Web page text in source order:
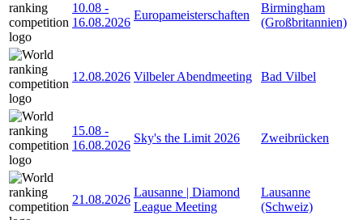
10.08 -
16.08.2026
Europameisterschaften
Birmingham
(Großbritannien)
12.08.2026 Vilbeler Abendmeeting Bad Vilbel
15.08 -
16.08.2026
Sky's the Limit 2026 Zweibrücken
21.08.2026
Lausanne | Diamond
League Meeting
Lausanne
(Schweiz)